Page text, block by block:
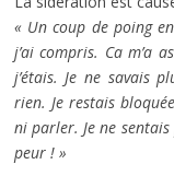
« Un coup de poing
j’ai compris. Ca m’a
j’étais. Je ne savais
rien. Je restais
ni parler. Je ne sentais
peur ! »